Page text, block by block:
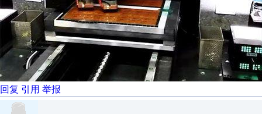
回复 引用 举报